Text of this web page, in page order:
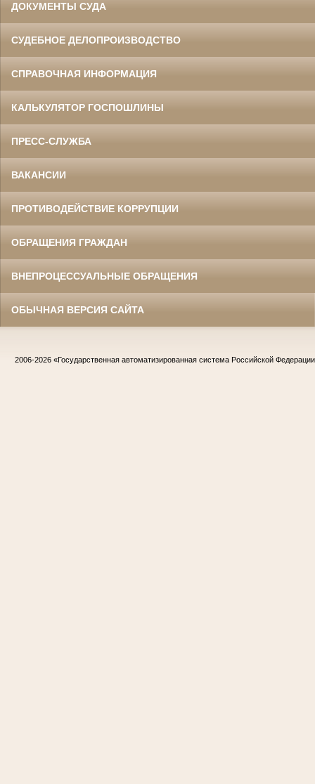
ДОКУМЕНТЫ СУДА
СУДЕБНОЕ ДЕЛОПРОИЗВОДСТВО
СПРАВОЧНАЯ ИНФОРМАЦИЯ
КАЛЬКУЛЯТОР ГОСПОШЛИНЫ
ПРЕСС-СЛУЖБА
ВАКАНСИИ
ПРОТИВОДЕЙСТВИЕ КОРРУПЦИИ
ОБРАЩЕНИЯ ГРАЖДАН
ВНЕПРОЦЕССУАЛЬНЫЕ ОБРАЩЕНИЯ
ОБЫЧНАЯ ВЕРСИЯ САЙТА
2006-2026 «Государственная автоматизированная система Российской